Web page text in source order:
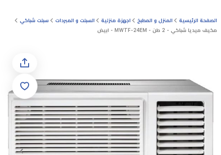
الصفحة الرئيسية المنزل و المطبخ اجهزة منزلية السبلت و المبردات
سبلت شباكي
مكيف ميديا شباكي - 2 طن - MWTF-24EM - ابيض